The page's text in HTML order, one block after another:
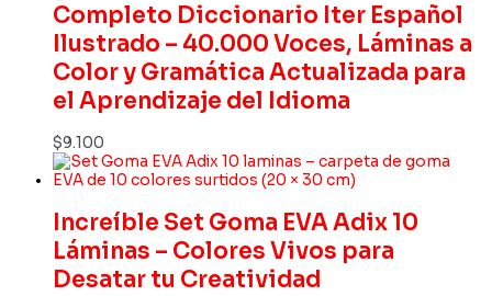
Completo Diccionario Iter Español
Ilustrado – 40.000 Voces, Láminas a
Color y Gramática Actualizada para
el Aprendizaje del Idioma
$9.100
Increíble Set Goma EVA Adix 10
Láminas – Colores Vivos para
Desatar tu Creatividad